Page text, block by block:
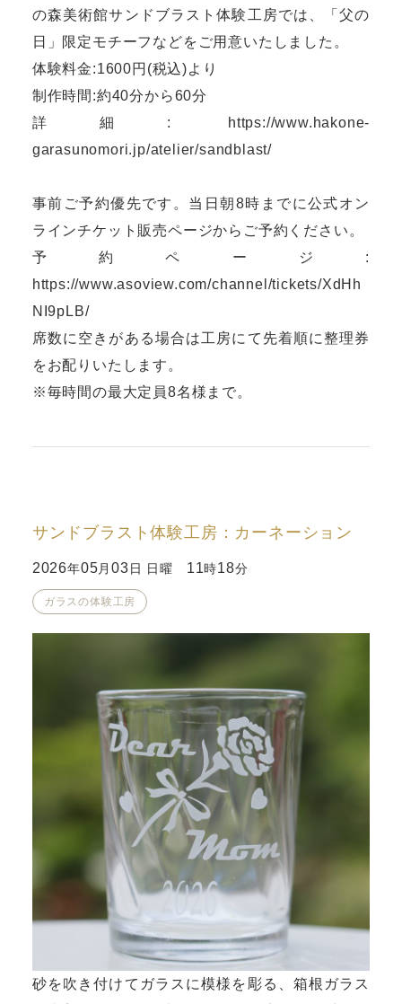
の森美術館サンドブラスト体験工房では、「父の
日」限定モチーフなどをご用意いたしました。
体験料金:1600円(税込)より
制作時間:約40分から60分
詳細:
https://www.hakone-
garasunomori.jp/atelier/sandblast/
事前ご予約優先です。当日朝8時までに公式オン
ラインチケット販売ページからご予約ください。
予約ページ:
https://www.asoview.com/channel/tickets/XdHh
NI9pLB/
席数に空きがある場合は工房にて先着順に整理券
をお配りいたします。
※毎時間の最大定員8名様まで。
サンドブラスト体験工房：カーネーション
2026年05 月03 日 日曜 11時18分
ガラスの体験工房
砂を吹き付けてガラスに模様を彫る、箱根ガラス